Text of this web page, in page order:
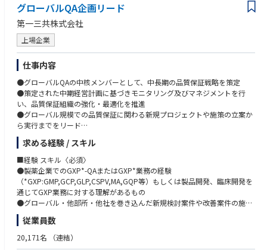
arly clinical development strategy.
■Accountabilities
Clinical Development Leadership
Represents the specific Therapeutic Area on International Multidisciplinar
y Core Teams and takes clinical development responsibility for assigned
projects, including:
・Definition of Target Product Profiles (TPP)
・Clinical Development Plans (CDP)
・Pediatric Investigational Plans (PIP)
・Core Clinical Trial Protocols
・Input to Project Analysis and Data Management Plans
・Investigator's Brochure
・Medical input to Company Core Data Sheet
・Annual Safety Reports / IND Safety Reports
・Preparation for key milestones:
・Start of Development
・Proof of Clinical Principle (PoCP)
・Release of Full Development
■Related Performance Indicators
・Provides medical oversight throughout protocol development, study c
■Required Capabilities (Skills, Experience, Competencies)
PhD or MD preferred (specialist in a Therapeutic Area or equivalent) with s
trong clinical expertise.
Up to 3 years of pharmaceutical industry experience preferred.
Successful track record in planning, conducting, and publishing basic sci
ence and/or clinical research.
Strong medical and scientific leadership ability to drive high-priority proj
ects across global matrix teams, regional BI counterparts, and external p
artners.
Ability to act with composure and resilience under pressure.
Strong project management skills.
Experience interacting with regulatory authorities, international societies,
and other key stakeholders.
Strong communication and presentation skills.
Excellent cross-functional collaboration skills and ability to work effectiv
ely in virtual teams.
Ability to establish strong partnerships with top external experts, nationa
l/international societies, and other stakeholders.
Ability to engage in advanced scientific knowledge exchange.
Fluency in both Japanese and English.
グローバルQA企画リード
第一三共株式会社
上場企業
仕事内容
●グローバルQAの中核メンバーとして、中長期の品質保証戦略を策定
●策定された中期経営計画に基づきモニタリング及びマネジメントを行
い、品質保証組織の強化・最適化を推進
●グローバル規模での品質保証に関わる新規プロジェクトや施策の立案か
ら実行までをリード
●国内外のグループ会社や関連部門と連携し、横断的な課題解決やプロセ
ス改革を推進
●経営層やステークホルダーと緊密に連携し、戦略に沿った品質保証体制
の構築に貢献
≪入社後のキャリアパス≫
ジェクトのリードを担当し、QA企画職のリーダーへの育成
●強みと適性を見据え、主要QA機能のGlobal Lead/Head、海外駐在、幹
部職への登用、薬事・サプライチェーン等の他部門への活躍の場への発展
求める経験 / スキル
■経験 スキル〈必須〉
●製薬企業でのGXP*-QAまたはGXP*業務の経験
（*GXP:GMP,GCP,GLP,CSPV,MA,GQP等）もしくは製品開発、臨床開発を
通じてGXP業務に対する理解があるもの
●グローバル・他部所・他社を巻き込んだ新規検討案件や改善案件の施策
立案及びプロジェクトリードの経験
●英語力（英語での会議において、適切に応答し、自分の発言が理解・納
得されるレベル）
従業員数
20,171名 （連結）